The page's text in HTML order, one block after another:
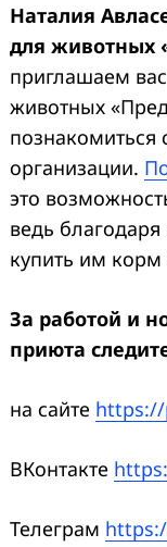
Наталия
для животных
приглашаем
животных
познакомиться
организации.
это
ведь
купить им
За работой и
приюта
на сайте https://
ВКонтакте
Телеграм